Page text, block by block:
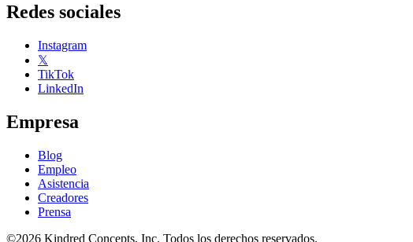
Redes sociales
Instagram
𝕏
TikTok
LinkedIn
Empresa
Blog
Empleo
Asistencia
Creadores
Prensa
©2026 Kindred Concepts, Inc. Todos los derechos reservados.